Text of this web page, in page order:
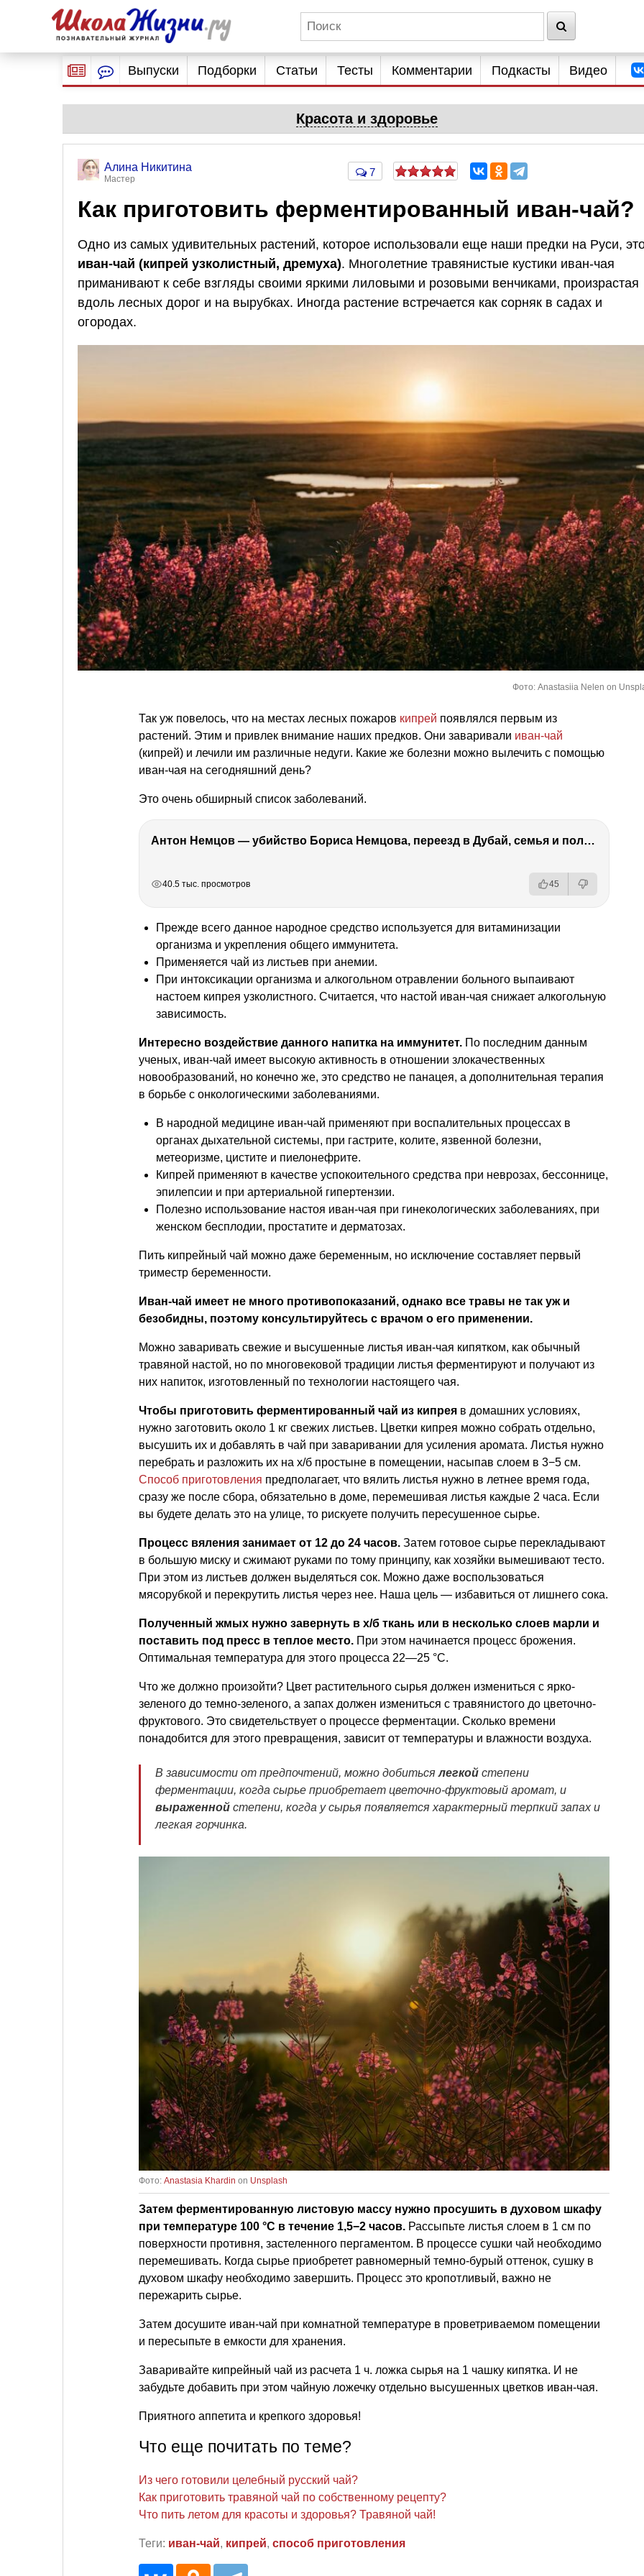
Выпуски Подборки Статьи Тесты Комментарии Подкасты Видео
Красота и здоровье
Алина Никитина
Мастер
7
Как приготовить ферментированный иван-чай?
Одно из самых удивительных растений, которое использовали еще наши предки на Руси,
иван-чай (кипрей узколистный, дремуха). Многолетние травянистые кустики иван-чая
приманивают к себе взгляды своими яркими лиловыми и розовыми венчиками, произрастая
вдоль лесных дорог и на вырубках. Иногда растение встречается как сорняк в садах и
огородах.
Фото: Anastasiia Nelen on
Так уж повелось, что на местах лесных пожаров кипрей появлялся первым из
растений. Этим и привлек внимание наших предков. Они заваривали иван-чай
(кипрей) и лечили им различные недуги. Какие же болезни можно вылечить с помощью
иван-чая на сегодняшний день?
Это очень обширный список заболеваний.
Антон Немцов — убийство Бориса Немцова, переезд в Дубай, семья и политика
40.5 тыс. просмотров 45
Прежде всего данное народное средство используется для витаминизации
организма и укрепления общего иммунитета.
Применяется чай из листьев при анемии.
При интоксикации организма и алкогольном отравлении больного выпаивают
настоем кипрея узколистного. Считается, что настой иван-чая снижает алкогольную
зависимость.
Интересно воздействие данного напитка на иммунитет. По последним данным
ученых, иван-чай имеет высокую активность в отношении злокачественных
новообразований, но конечно же, это средство не панацея, а дополнительная терапия
в борьбе с онкологическими заболеваниями.
В народной медицине иван-чай применяют при воспалительных процессах в
органах дыхательной системы, при гастрите, колите, язвенной болезни,
метеоризме, цистите и пиелонефрите.
Кипрей применяют в качестве успокоительного средства при неврозах, бессоннице,
эпилепсии и при артериальной гипертензии.
Полезно использование настоя иван-чая при гинекологических заболеваниях, при
женском бесплодии, простатите и дерматозах.
Пить кипрейный чай можно даже беременным, но исключение составляет первый
триместр беременности.
Иван-чай имеет не много противопоказаний, однако все травы не так уж и
безобидны, поэтому консультируйтесь с врачом о его применении.
Можно заваривать свежие и высушенные листья иван-чая кипятком, как обычный
травяной настой, но по многовековой традиции листья ферментируют и получают из
них напиток, изготовленный по технологии настоящего чая.
Чтобы приготовить ферментированный чай из кипрея в домашних условиях,
нужно заготовить около 1 кг свежих листьев. Цветки кипрея можно собрать отдельно,
высушить их и добавлять в чай при заваривании для усиления аромата. Листья нужно
перебрать и разложить их на х/б простыне в помещении, насыпав слоем в 3−5 см.
Способ приготовления предполагает, что вялить листья нужно в летнее время года,
сразу же после сбора, обязательно в доме, перемешивая листья каждые 2 часа. Если
вы будете делать это на улице, то рискуете получить пересушенное сырье.
Процесс вяления занимает от 12 до 24 часов. Затем готовое сырье перекладывают
в большую миску и сжимают руками по тому принципу, как хозяйки вымешивают тесто.
При этом из листьев должен выделяться сок. Можно даже воспользоваться
мясорубкой и перекрутить листья через нее. Наша цель — избавиться от лишнего сока.
Полученный жмых нужно завернуть в х/б ткань или в несколько слоев марли и
поставить под пресс в теплое место. При этом начинается процесс брожения.
Оптимальная температура для этого процесса 22—25 °C.
Что же должно произойти? Цвет растительного сырья должен измениться с ярко-
зеленого до темно-зеленого, а запах должен измениться с травянистого до цветочно-
фруктового. Это свидетельствует о процессе ферментации. Сколько времени
понадобится для этого превращения, зависит от температуры и влажности воздуха.
В зависимости от предпочтений, можно добитьсялегкой степени
ферментации, когда сырье приобретает цветочно-фруктовый аромат, и
выраженной степени, когда у сырья появляется характерный терпкий запах и
легкая горчинка.
Фото: Anastasia Khardin on Unsplash
Затем ферментированную листовую массу нужно просушить в духовом шкафу
при температуре 100 °C в течение 1,5−2 часов. Рассыпьте листья слоем в 1 см по
поверхности противня, застеленного пергаментом. В процессе сушки чай необходимо
перемешивать. Когда сырье приобретет равномерный темно-бурый оттенок, сушку в
духовом шкафу необходимо завершить. Процесс это кропотливый, важно не
пережарить сырье.
Затем досушите иван-чай при комнатной температуре в проветриваемом помещении
и пересыпьте в емкости для хранения.
Заваривайте кипрейный чай из расчета 1 ч. ложка сырья на 1 чашку кипятка. И не
забудьте добавить при этом чайную ложечку отдельно высушенных цветков иван-чая.
Приятного аппетита и крепкого здоровья!
Что еще почитать по теме?
Из чего готовили целебный русский чай?
Как приготовить травяной чай по собственному рецепту?
Что пить летом для красоты и здоровья? Травяной чай!
Теги: иван-чай, кипрей, способ приготовления